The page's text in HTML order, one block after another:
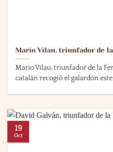
Mario Vilau, triunfador de
Mario Vilau, triunfador de la
catalán recogió el galardón este
19
Oct